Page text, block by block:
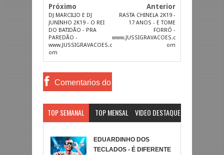
Próximo
DJ MARCILIO E DJ
JUNINHO 2K19 - O REI
DO BATIDÃO - PRA
PAREDÃO -
www.JUSSIGRAVACOES.c
om
Anterior
RASTA CHINELA 2K19 -
17 ANOS - E TOME
FORRÓ -
www.JUSSIGRAVACOES.c
om
Comentarios do
TOP SEMANAL TOP MENSAL VIDEO DESTAQUE
EDUARDINHO DOS
TECLADOS - É DIFERENTE